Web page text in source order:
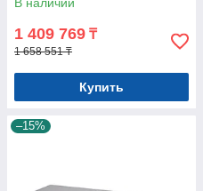
В наличии
1 409 769 ₸
1 658 551 ₸
Купить
–15%